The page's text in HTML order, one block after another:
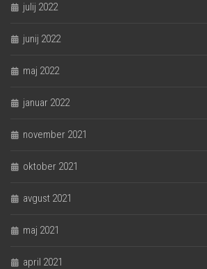
julij 2022
junij 2022
maj 2022
januar 2022
november 2021
oktober 2021
avgust 2021
maj 2021
april 2021